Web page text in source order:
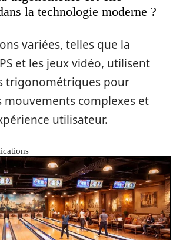
la technologie moderne ?
variées, telles que la
et les jeux vidéo, utilisent
trigonométriques pour
mouvements complexes et
utilisateur.